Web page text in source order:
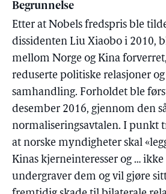
Begrunnelse
Etter at Nobels fredspris ble
dissidenten Liu Xiaobo i 2010,
mellom Norge og Kina
reduserte politiske relasjoner
samhandling. Forholdet ble
desember 2016, gjennom den
normaliseringsavtalen. I punkt
at norske myndigheter skal
Kinas kjerneinteresser og …
undergraver dem og vil gjøre